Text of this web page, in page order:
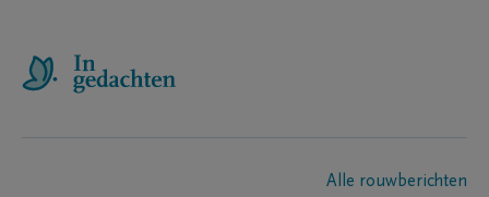
Alle rouwberichten